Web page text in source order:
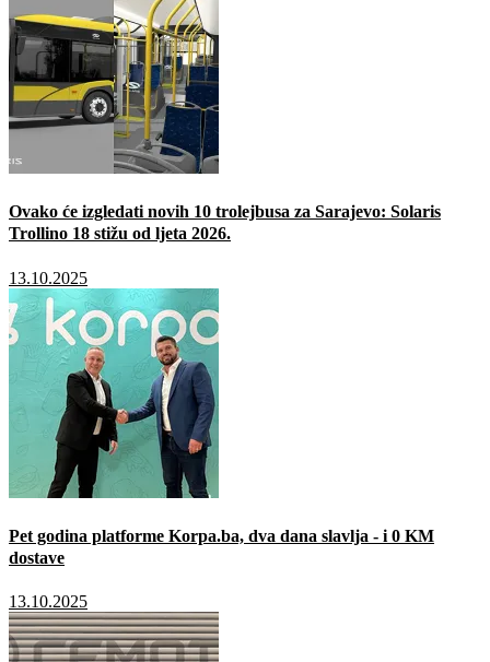
Ovako će izgledati novih 10 trolejbusa za Sarajevo: Solaris
Trollino 18 stižu od ljeta 2026.
13.10.2025
Pet godina platforme Korpa.ba, dva dana slavlja - i 0 KM
dostave
13.10.2025